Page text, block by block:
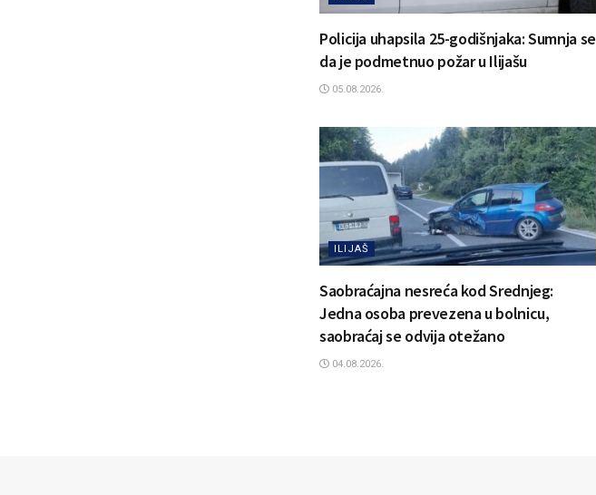
Policija uhapsila 25-godišnjaka: Sumnja se
da je podmetnuo požar u Ilijašu
05.08.2026.
ILIJAŠ
Saobraćajna nesreća kod Srednjeg:
Jedna osoba prevezena u bolnicu,
saobraćaj se odvija otežano
04.08.2026.